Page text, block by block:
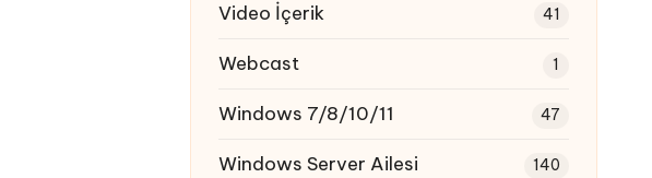
Video İçerik 41
Webcast 1
Windows 7/8/10/11 47
Windows Server Ailesi 140